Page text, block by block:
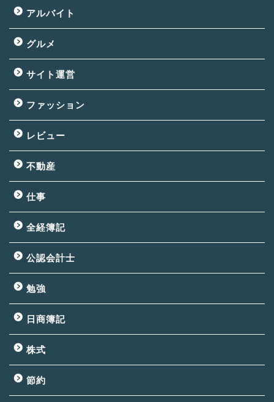
アルバイト
グルメ
サイト運営
ファッション
レビュー
不動産
仕事
全経簿記
公認会計士
勉強
日商簿記
株式
節約